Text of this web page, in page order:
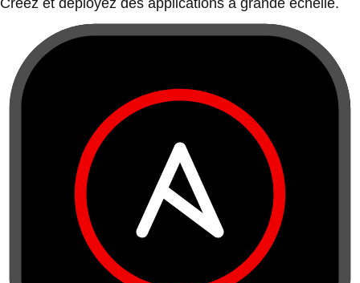
Créez et déployez des applications à grande échelle.